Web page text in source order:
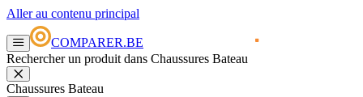
Aller au contenu principal
COMPARER.BE
Rechercher un produit dans Chaussures Bateau
Chaussures Bateau